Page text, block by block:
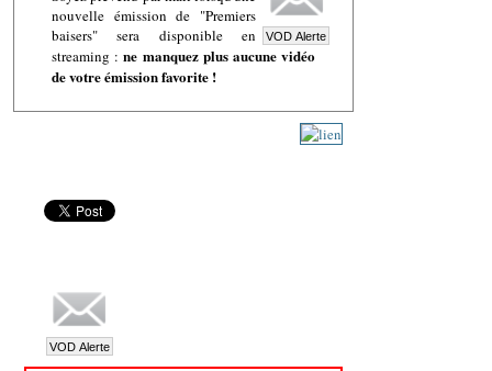
nouvelle émission de "Premiers
baisers" sera disponible en
streaming :ne manquez plus aucune vidéo
de votre émission favorite !